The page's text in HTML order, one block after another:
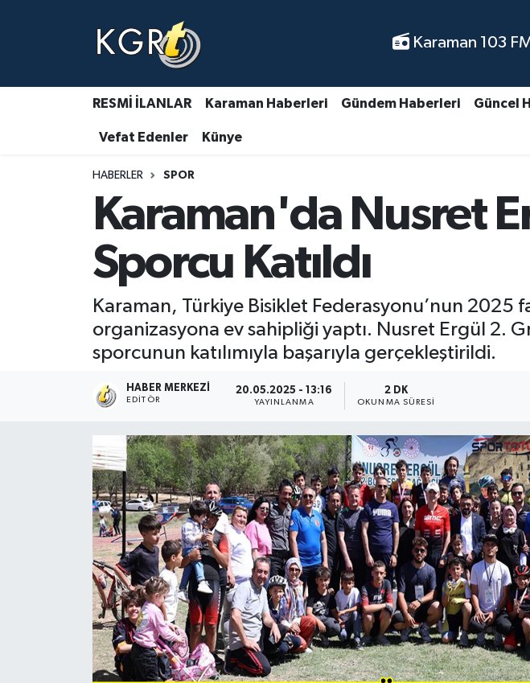
Karaman 103
RESMİ İLANLAR Karaman Haberleri Gündem Haberleri Güncel
Vefat Edenler Künye
HABERLER SPOR
Karaman'da Nusret
Sporcu Katıldı
Karaman, Türkiye Bisiklet Federasyonu’nun
organizasyona ev sahipliği yaptı. Nusret Ergül 2.
sporcunun katılımıyla başarıyla gerçekleştirildi.
HABER MERKEZI
EDITÖR
20.05.2025 - 13:16
YAYINLANMA
2 DK
OKUNMA SÜRESI
Karaman Haberleri
Gündem Haberleri
Güncel Haberler
Asayiş Haberleri
Ulusal Haberler
Vefat Edenler